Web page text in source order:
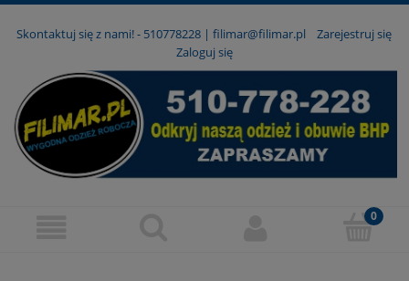
Skontaktuj się z nami! - 510778228 | filimar@filimar.pl
Zarejestruj się
Zaloguj się